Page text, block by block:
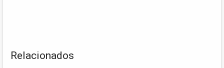
Relacionados